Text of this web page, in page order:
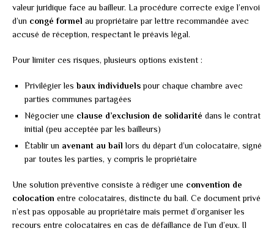
valeur juridique face au bailleur. La procédure correcte exige l’envoi
d’un congé formel au propriétaire par lettre recommandée avec
accusé de réception, respectant le préavis légal.
Pour limiter ces risques, plusieurs options existent :
Privilégier lesbaux individuelspour chaque chambre avec
parties communes partagées
Négocier une clause d’exclusion de solidarité dans le contrat
initial (peu acceptée par les bailleurs)
Établir un avenant au bail lors du départ d’un colocataire, signé
par toutes les parties, y compris le propriétaire
Une solution préventive consiste à rédiger une convention de
colocation entre colocataires, distincte du bail. Ce document privé
n’est pas opposable au propriétaire mais permet d’organiser les
recours entre colocataires en cas de défaillance de l’un d’eux. Il